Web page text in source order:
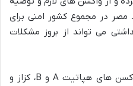
در مجموع کشور امنی برای
می تواند از بروز مشکلات
معمولاً واکسن های هپاتیت A و B، کزاز و